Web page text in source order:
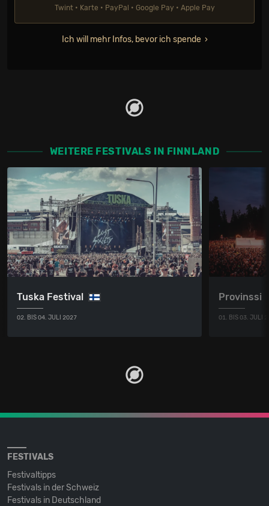
Twint • Karte • PayPal • Google Pay • Apple Pay
Ich will mehr Infos, bevor ich spende
WEITERE FESTIVALS IN FINNLAND
Tuska Festival
02. BIS 04. JULI 2027
Provinssi
01. BIS 03. JULI
FESTIVALS
Festivaltipps
Festivals in der Schweiz
Festivals in Deutschland